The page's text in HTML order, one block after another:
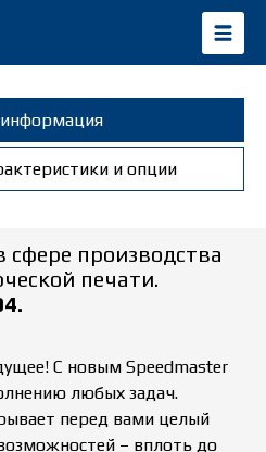
и опции
сфере производства
печати.
С новым Speedmaster
любых задач.
перед вами целый
– вплоть до